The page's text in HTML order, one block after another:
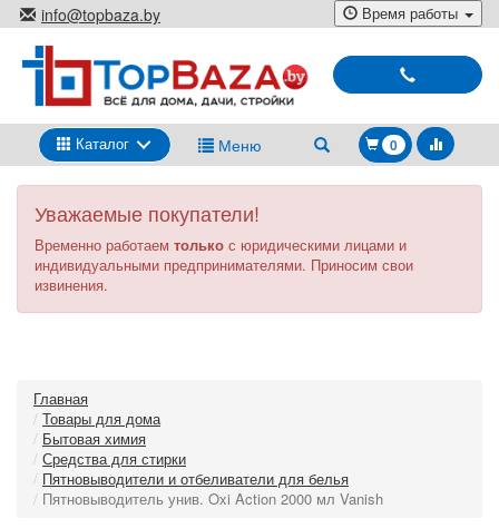
Перейти
к
основному
содержанию
Время работы
info@topbaza.by
г.Минск, ул. Радиальная, 40,
каб. 707-5
Выбирай
ипокупай
Каталог Меню 0
Уважаемые покупатели!
Временно работаем только с юридическими лицами и
индивидуальными предпринимателями. Приносим свои
извинения.
Главная
Товары для дома
Бытовая химия
Средства для стирки
Пятновыводители и отбеливатели для белья
Пятновыводитель унив. Oxi Action 2000 мл Vanish